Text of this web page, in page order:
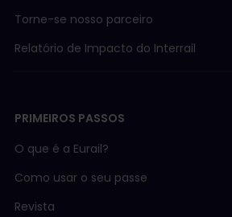
Torne-se nosso parceiro
Relatório de Impacto do Interrail
PRIMEIROS PASSOS
O que é a Eurail?
Como usar o seu passe
Revista